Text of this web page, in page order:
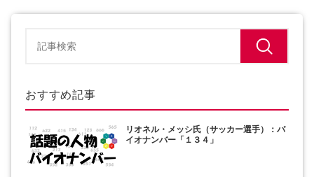
おすすめ記事
リオネル・メッシ氏（サッカー選手）：バ
イオナンバー「１３４」